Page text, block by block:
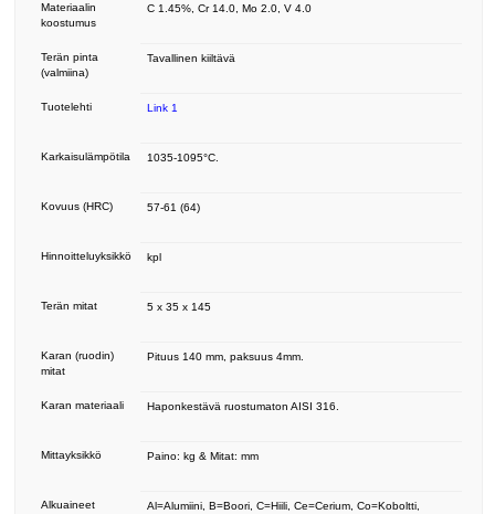
Materiaalin
koostumus
C 1.45%, Cr 14.0, Mo 2.0, V 4.0
Terän pinta
(valmiina)
Tavallinen kiiltävä
Tuotelehti Link 1
Karkaisulämpötila 1035-1095°C.
Kovuus (HRC) 57-61 (64)
Hinnoitteluyksikkö kpl
Terän mitat 5 x 35 x 145
Karan (ruodin)
mitat
Pituus 140 mm, paksuus 4mm.
Karan materiaali Haponkestävä ruostumaton AISI 316.
Mittayksikkö Paino: kg & Mitat: mm
Alkuaineet
Al=Alumiini, B=Boori, C=Hiili, Ce=Cerium, Co=Koboltti,